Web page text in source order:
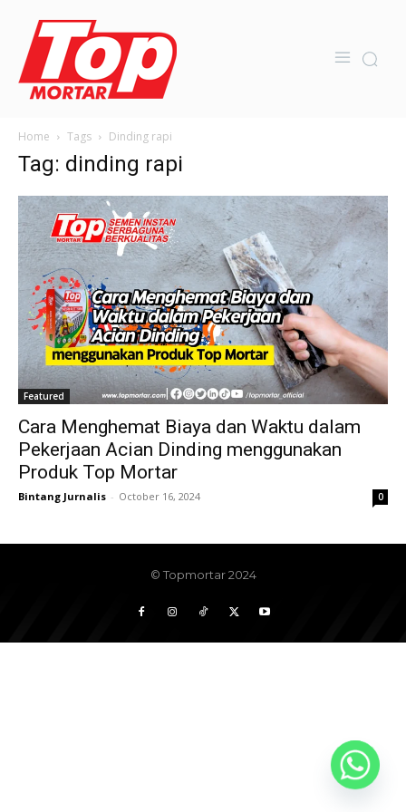
Home Tags Dinding rapi
Tag: dinding rapi
Featured
Cara Menghemat Biaya dan Waktu dalam
Pekerjaan Acian Dinding menggunakan
Produk Top Mortar
Bintang Jurnalis - October 16, 2024 0
© Topmortar 2024